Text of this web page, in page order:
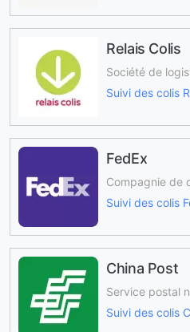
Relais Colis
Société de
Suivi des colis
FedEx
Compagnie de
Suivi des colis
China Post
Service postal
Suivi des colis